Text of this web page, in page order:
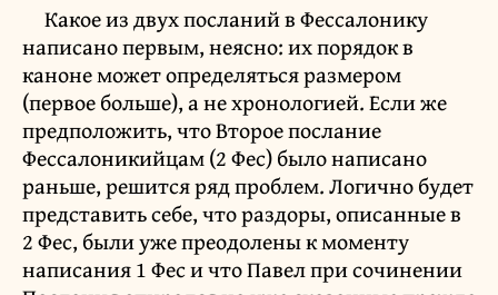
Какое из двух посланий в Фессалонику
написано первым, неясно: их порядок в
каноне может определяться размером
(первое больше), а не хронологией. Если же
предположить, что Второе послание
Фессалоникийцам (2 Фес) было написано
раньше, решится ряд проблем. Логично будет
представить себе, что раздоры, описанные в
2 Фес, были уже преодолены к моменту
написания 1 Фес и что Павел при сочинении